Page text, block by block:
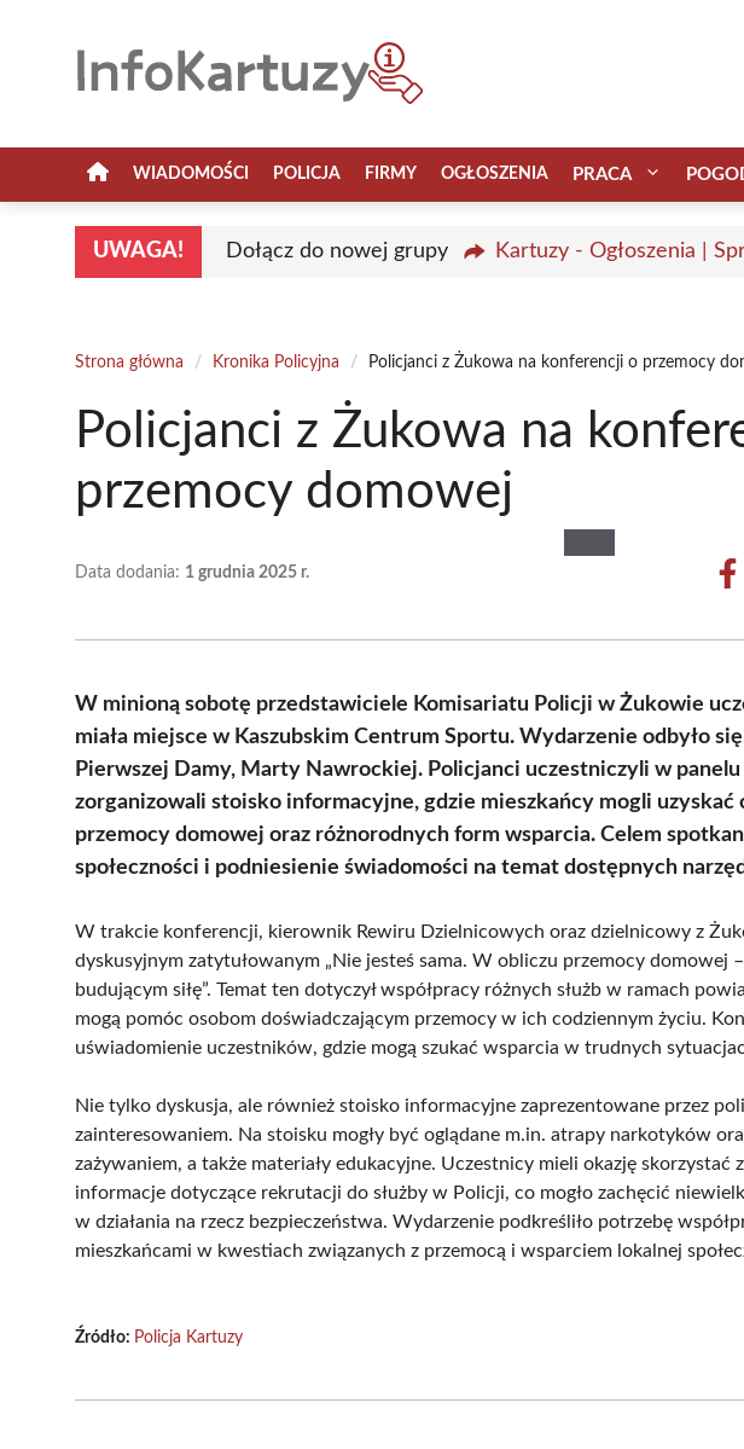
WIADOMOŚCI POLICJA FIRMY OGŁOSZENIA PRACA
UWAGA! Dołącz do nowej grupy Kartuzy - Ogłoszenia |
Strona główna / Kronika Policyjna / Policjanci z Żukowa na konferencji o przemocy
Policjanci z Żukowa na
przemocy domowej
Data dodania: 1 grudnia 2025 r.
W minioną sobotę przedstawiciele Komisariatu Policji w Żukowie
miała miejsce w Kaszubskim Centrum Sportu. Wydarzenie odbyło
Pierwszej Damy, Marty Nawrockiej. Policjanci uczestniczyli w
zorganizowali stoisko informacyjne, gdzie mieszkańcy mogli
przemocy domowej oraz różnorodnych form wsparcia. Celem
społeczności i podniesienie świadomości na temat dostępnych
W trakcie konferencji, kierownik Rewiru Dzielnicowych oraz dzielnicowy z
dyskusyjnym zatytułowanym „Nie jesteś sama. W obliczu przemocy domowej
budującym siłę”. Temat ten dotyczył współpracy różnych służb w ramach
mogą pomóc osobom doświadczającym przemocy w ich codziennym życiu.
uświadomienie uczestników, gdzie mogą szukać wsparcia w trudnych
Nie tylko dyskusja, ale również stoisko informacyjne zaprezentowane przez
zainteresowaniem. Na stoisku mogły być oglądane m.in. atrapy narkotyków
zażywaniem, a także materiały edukacyjne. Uczestnicy mieli okazję skorzystać
informacje dotyczące rekrutacji do służby w Policji, co mogło zachęcić
w działania na rzecz bezpieczeństwa. Wydarzenie podkreśliło potrzebę
mieszkańcami w kwestiach związanych z przemocą i wsparciem lokalnej
Źródło: Policja Kartuzy